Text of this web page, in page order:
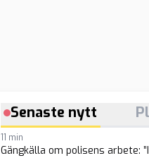
Senaste nytt
11 min
Gängkälla om polisens arbete: